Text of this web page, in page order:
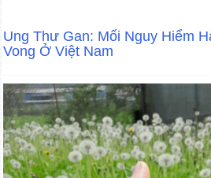
Ung Thư Gan: Mối Nguy Hiểm
Vong Ở Việt Nam